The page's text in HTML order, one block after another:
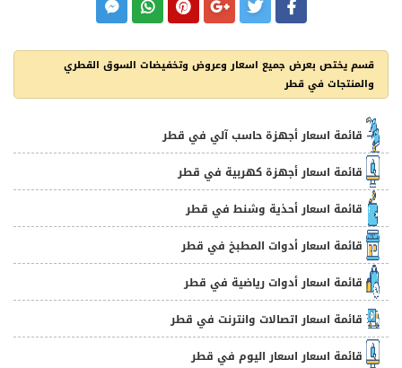
قسم يختص بعرض جميع اسعار وعروض وتخفيضات السوق القطري
والمنتجات في قطر
قائمة اسعار أجهزة حاسب آلي في قطر
قائمة اسعار أجهزة كهربية في قطر
قائمة اسعار أحذية وشنط في قطر
قائمة اسعار أدوات المطبخ في قطر
قائمة اسعار أدوات رياضية في قطر
قائمة اسعار اتصالات وانترنت في قطر
قائمة اسعار اسعار اليوم في قطر